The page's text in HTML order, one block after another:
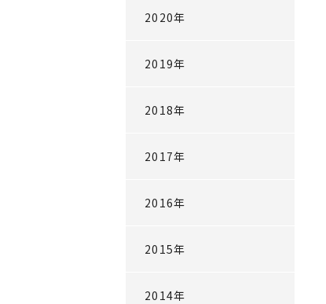
2020年
2019年
2018年
2017年
2016年
2015年
2014年